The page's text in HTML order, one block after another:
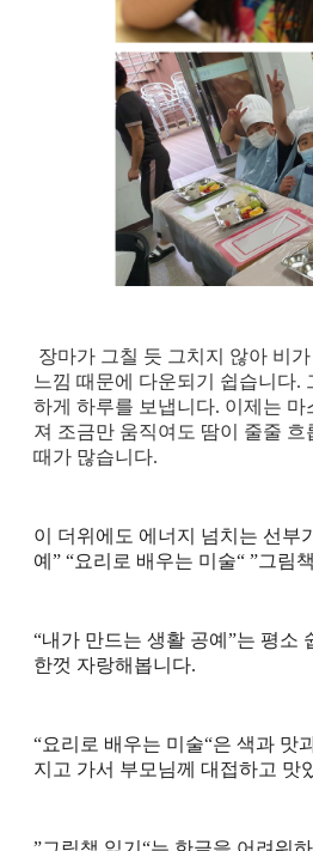
장마가 그칠 듯 그치지 않아 비
느낌 때문에 다운되기 쉽습니다.
하게 하루를 보냅니다. 이제는 마
져 조금만 움직여도 땀이 줄줄 흐
때가 많습니다.
이 더위에도 에너지 넘치는 선부
예 ” “요리로 배우는 미술“ ”그림
“내가 만드는 생활 공예 ”는 평소
한껏 자랑해봅니다.
“요리로 배우는 미술“은 색과 맛
지고 가서 부모님께 대접하고 맛